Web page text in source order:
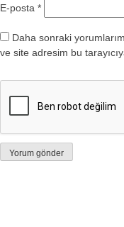
E-posta *
Daha sonraki
ve site adresim bu